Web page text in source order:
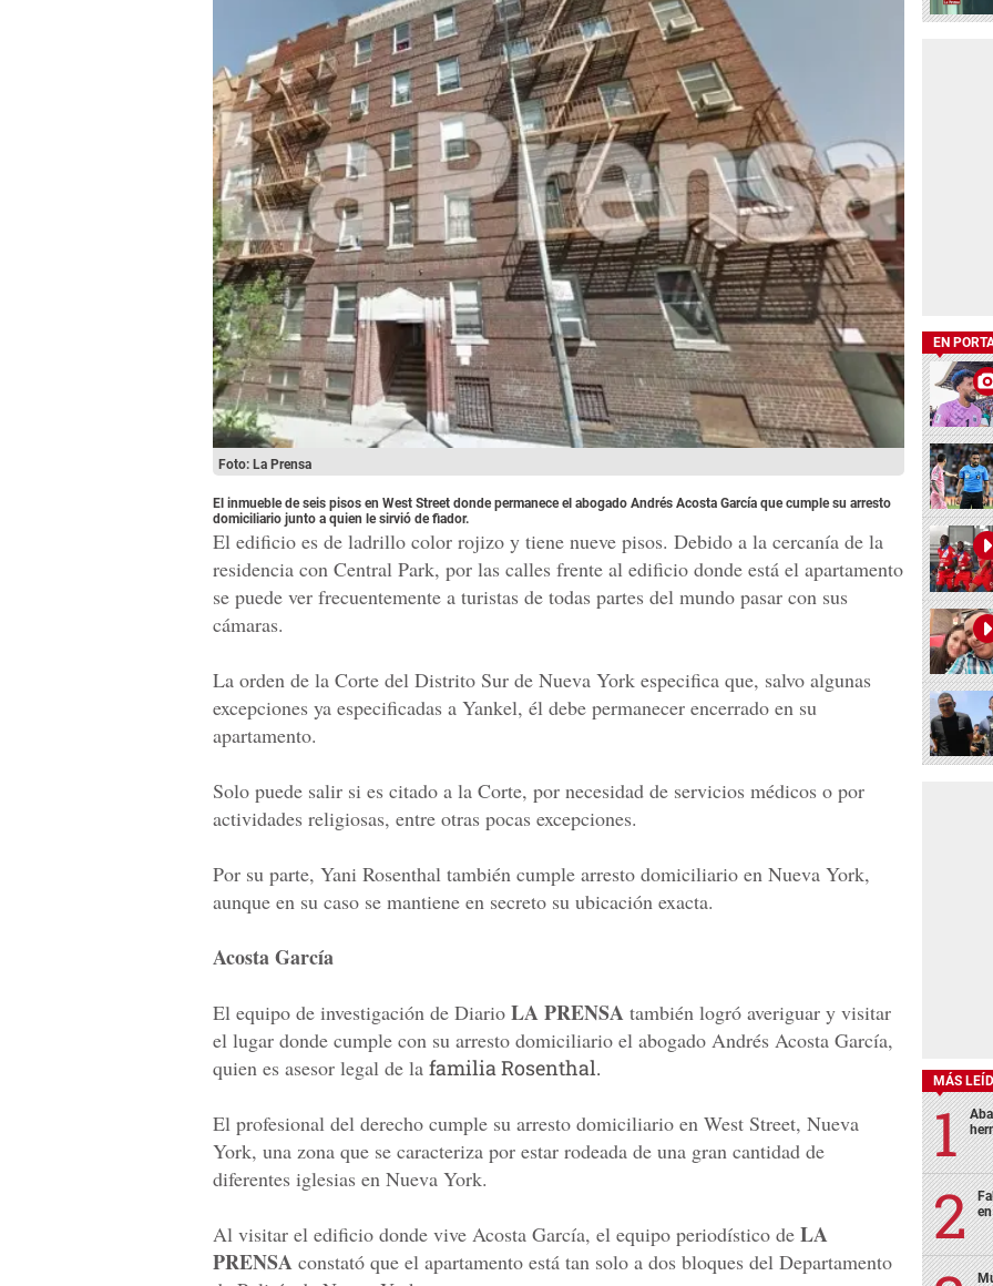
Foto: La Prensa
El inmueble de seis pisos en West Street donde permanece el abogado Andrés Acosta García que cumple su arresto
domiciliario junto a quien le sirvió de fiador.
El edificio es de ladrillo color rojizo y tiene nueve pisos. Debido a la cercanía de la
residencia con Central Park, por las calles frente al edificio donde está el apartamento
se puede ver frecuentemente a turistas de todas partes del mundo pasar con sus
cámaras.
La orden de la Corte del Distrito Sur de Nueva York especifica que, salvo algunas
excepciones ya especificadas a Yankel, él debe permanecer encerrado en su
apartamento.
Solo puede salir si es citado a la Corte, por necesidad de servicios médicos o por
actividades religiosas, entre otras pocas excepciones.
Por su parte, Yani Rosenthal también cumple arresto domiciliario en Nueva York,
aunque en su caso se mantiene en secreto su ubicación exacta.
Acosta García
El equipo de investigación de Diario LA PRENSA también logró averiguar y visitar
el lugar donde cumple con su arresto domiciliario el abogado Andrés Acosta García,
quien es asesor legal de la familia Rosenthal.
El profesional del derecho cumple su arresto domiciliario en West Street, Nueva
York, una zona que se caracteriza por estar rodeada de una gran cantidad de
diferentes iglesias en Nueva York.
Al visitar el edificio donde vive Acosta García, el equipo periodístico de LA
PRENSA constató que el apartamento está tan solo a dos bloques del Departamento
EN
MÁS